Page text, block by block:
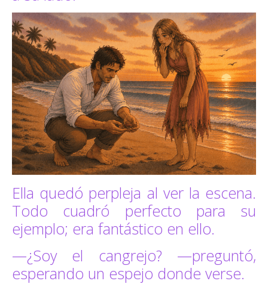
Ella quedó perpleja al ver la escena.
Todo cuadró perfecto para su
ejemplo; era fantástico en ello.
—¿Soy el cangrejo? —preguntó,
esperando un espejo donde verse.